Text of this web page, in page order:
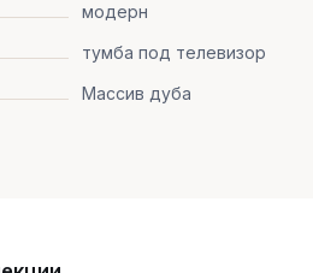
модерн
тумба под телевизор
Массив дуба